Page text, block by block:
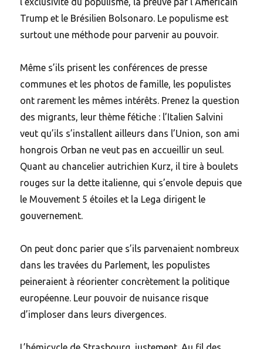
Trump et le Brésilien Bolsonaro. Le populisme est
surtout une méthode pour parvenir au pouvoir.
Même s’ils prisent les conférences de presse
communes et les photos de famille, les populistes
ont rarement les mêmes intérêts. Prenez la question
des migrants, leur thème fétiche : l’Italien Salvini
veut qu’ils s’installent ailleurs dans l’Union, son ami
hongrois Orban ne veut pas en accueillir un seul.
Quant au chancelier autrichien Kurz, il tire à boulets
rouges sur la dette italienne, qui s’envole depuis que
le Mouvement 5 étoiles et la Lega dirigent le
gouvernement.
On peut donc parier que s’ils parvenaient nombreux
dans les travées du Parlement, les populistes
peineraient à réorienter concrètement la politique
européenne. Leur pouvoir de nuisance risque
d’imploser dans leurs divergences.